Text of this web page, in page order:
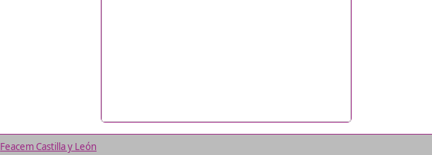
Feacem Castilla y León